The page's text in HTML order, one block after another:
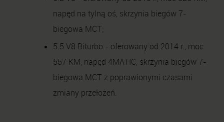
napęd na tylną oś, skrzynia biegów 7-
biegowa MCT;
5.5 V8 Biturbo - oferowany od 2014 r., moc
557 KM, napęd 4MATIC, skrzynia biegów 7-
biegowa MCT z poprawionymi czasami
zmiany przełożeń.